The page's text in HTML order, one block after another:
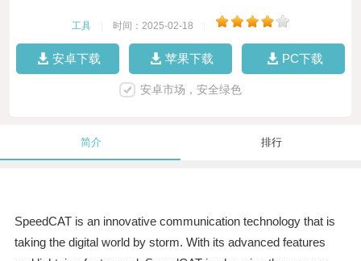
工具 时间：2025-02-18
安卓下载 苹果下载 PC下载
安卓市场，安全绿色
简介 排行
SpeedCAT is an innovative communication technology that is
taking the digital world by storm. With its advanced features